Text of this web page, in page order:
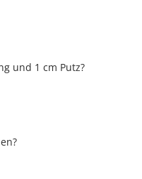
und 1 cm Putz?